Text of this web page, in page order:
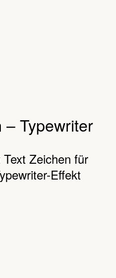
– Typewriter
Zeichen für
Effekt